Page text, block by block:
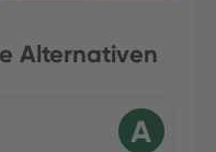
Alternativen